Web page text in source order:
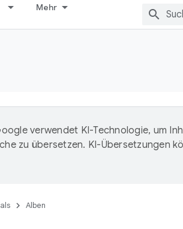
Mehr
verwendet KI-Technologie, um
zu übersetzen. KI-Übersetzungen
Alben